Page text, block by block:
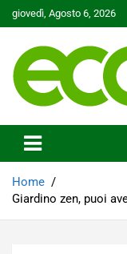
Skip
to
giovedì, Agosto 6, 2026
Ecoo.it
Home
Giardino zen, puoi